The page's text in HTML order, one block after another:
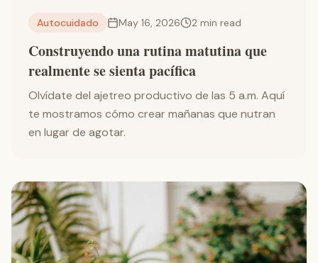
Autocuidado May 16, 2026 2 min read
Construyendo una rutina matutina que
realmente se sienta pacífica
Olvídate del ajetreo productivo de las 5 a.m. Aquí
te mostramos cómo crear mañanas que nutran
en lugar de agotar.